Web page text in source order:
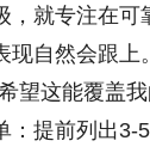
就专注在
自然会跟
这能覆盖
：提前列出3-